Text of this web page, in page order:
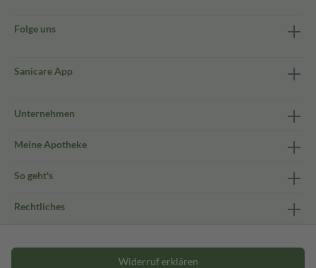
Folge uns
Sanicare App
Unternehmen
Meine Apotheke
So geht's
Rechtliches
Widerruf erklären